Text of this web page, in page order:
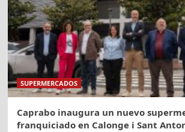
SUPERMERCADOS
Caprabo inaugura un nuevo
franquiciado en Calonge i Sant